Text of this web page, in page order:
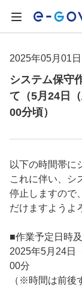
2025年05月01日
システム保守
て（5月24日
00分頃）
以下の時間帯に
これに伴い、シ
停止しますので
だけますようよ
■作業予定日時
2025年5月24
00分
（※時間は前後